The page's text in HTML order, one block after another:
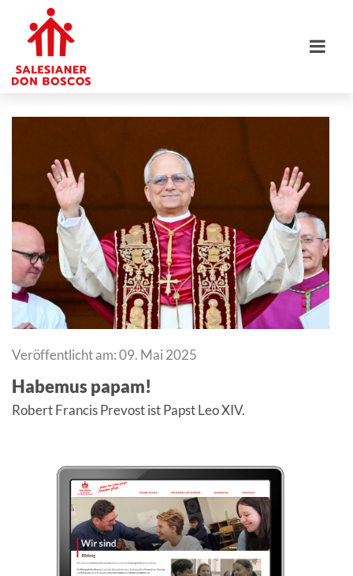
Veröffentlicht am: 09. Mai 2025
Habemus papam!
Robert Francis Prevost ist Papst Leo XIV.